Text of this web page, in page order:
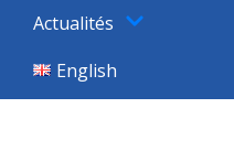
Actualités
English